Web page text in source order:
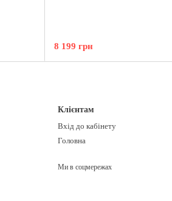
8 199 грн
Клієнтам
Вхід до кабінету
Головна
Ми в соцмережах